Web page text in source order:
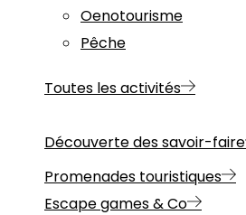
Oenotourisme
Pêche
Toutes les activités
Découverte des savoir-faire
Promenades touristiques
Escape games & Co